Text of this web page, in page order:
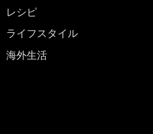
レシピ
ライフスタイル
海外生活